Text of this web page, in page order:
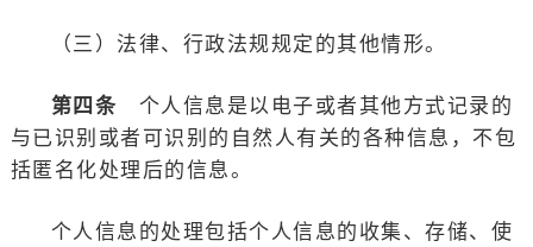
（三）法律、行政法规规定的其他情形。
第四条 个人信息是以电子或者其他方式记录的
与已识别或者可识别的自然人有关的各种信息，不包
括匿名化处理后的信息。
个人信息的处理包括个人信息的收集、存储、使